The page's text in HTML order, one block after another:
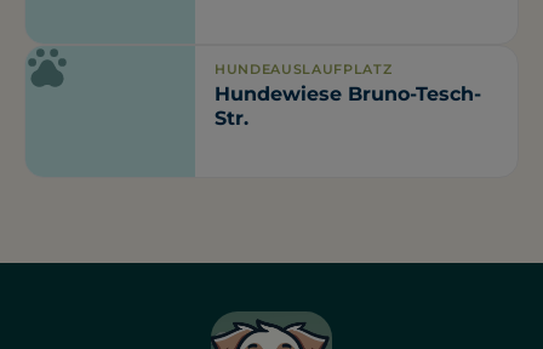
HUNDEAUSLAUFPLATZ
Hundewiese Bruno-Tesch-
Str.